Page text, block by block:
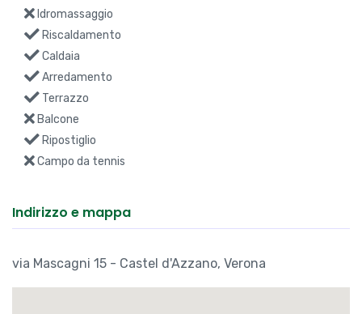
Idromassaggio
Riscaldamento
Caldaia
Arredamento
Terrazzo
Balcone
Ripostiglio
Campo da tennis
Indirizzo e mappa
via Mascagni 15 - Castel d'Azzano, Verona